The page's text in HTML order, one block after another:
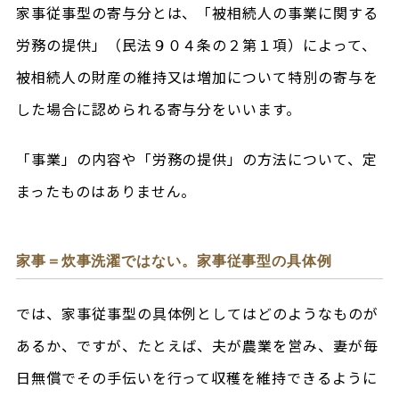
家事従事型の寄与分とは、「被相続人の事業に関する
労務の提供」（民法９０４条の２第１項）によって、
被相続人の財産の維持又は増加について特別の寄与を
した場合に認められる寄与分をいいます。
「事業」の内容や「労務の提供」の方法について、定
まったものはありません。
家事＝炊事洗濯ではない。家事従事型の具体例
では、家事従事型の具体例としてはどのようなものが
あるか、ですが、たとえば、夫が農業を営み、妻が毎
日無償でその手伝いを行って収穫を維持できるように